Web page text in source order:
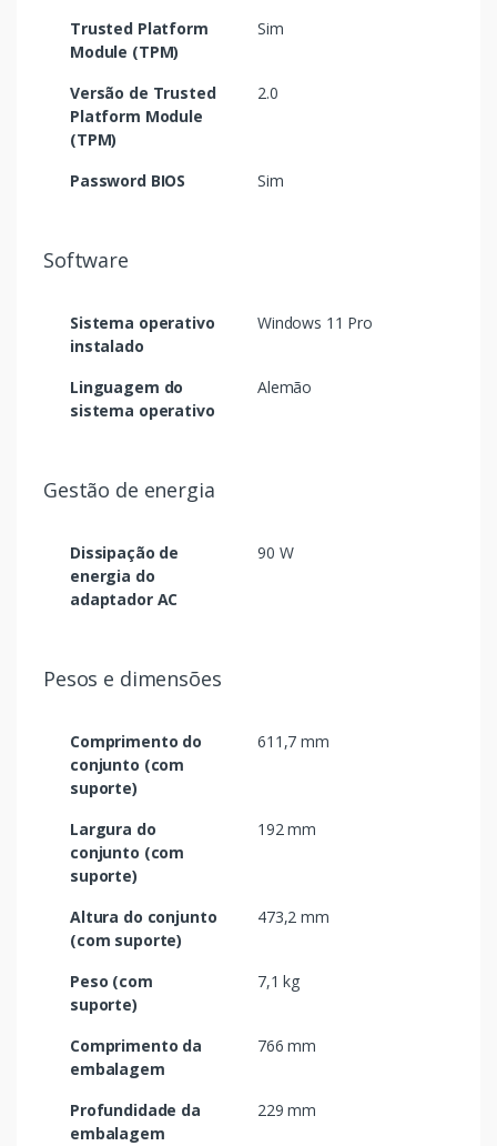
Trusted Platform
Module (TPM)
Sim
Versão de Trusted
Platform Module
(TPM)
2.0
Password BIOS Sim
Software
Sistema operativo
instalado
Windows 11 Pro
Linguagem do
sistema operativo
Alemão
Gestão de energia
Dissipação de
energia do
adaptador AC
90 W
Pesos e dimensões
Comprimento do
conjunto (com
suporte)
611,7 mm
Largura do
conjunto (com
suporte)
192 mm
Altura do conjunto
(com suporte)
473,2 mm
Peso (com
suporte)
7,1 kg
Comprimento da
embalagem
766 mm
Profundidade da
embalagem
229 mm